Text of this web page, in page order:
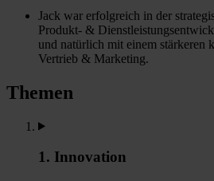
Jack war erfolgreich in der
Produkt- &
und natürlich mit einem stärkeren
Vertrieb & Marketing.
Themen
1. Innovation